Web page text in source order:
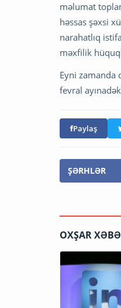
məlumat
həssas şəxsi
narahatlıq
məxfilik
Eyni zamanda
fevral
Paylaş
ŞƏRHLƏR
OXŞAR